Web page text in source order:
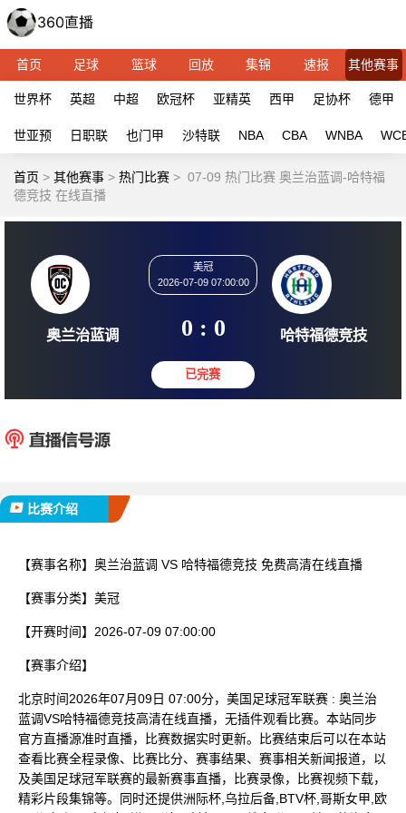
首页 足球 篮球 回放 集锦 速报 其他赛事
世界杯 英超 中超 欧冠杯 亚精英 西甲 足协杯 德甲
世亚预 日职联 也门甲 沙特联 NBA CBA WNBA
首页 > 其他赛事 > 热门比赛 > 07-09 热门比赛 奥兰治蓝调-哈特福
德竞技 在线直播
2026-07-09 07:00:00
0 : 0
比赛介绍
【赛事名称】 奥兰治蓝调 VS 哈特福德竞技 免费高清在线直播
【赛事分类】 美冠
【开赛时间】 2026-07-09 07:00:00
【赛事介绍】
北京时间2026年07月09日 07:00分，美国足球冠军联赛 : 奥兰治
蓝调VS哈特福德竞技高清在线直播，无插件观看比赛。本站同步
官方直播源准时直播，比赛数据实时更新。比赛结束后可以在本站
查看比赛全程录像、比赛比分、赛事结果、赛事相关新闻报道，以
及美国足球冠军联赛的最新赛事直播，比赛录像，比赛视频下载，
精彩片段集锦等。同时还提供洲际杯,乌拉后备,BTV杯,哥斯女甲,欧